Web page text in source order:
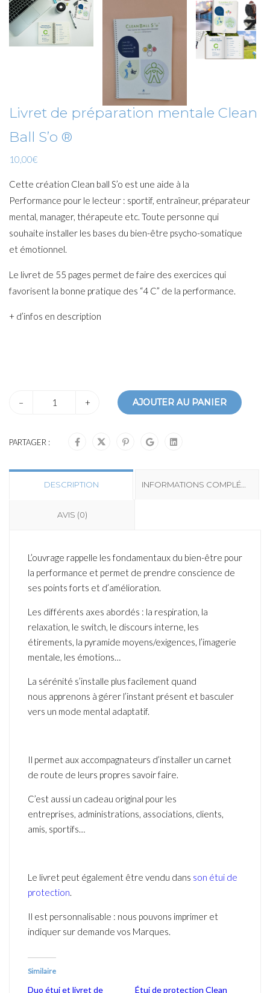
Livret de préparation mentale Clean
Ball S’o ®
10,00€
Cette création Clean ball S’o est une aide à la
Performance pour le lecteur : sportif, entraîneur, préparateur
mental, manager, thérapeute etc. Toute personne qui
souhaite installer les bases du bien-être psycho-somatique
et émotionnel.
Le livret de 55 pages permet de faire des exercices qui
favorisent la bonne pratique des “4 C” de la performance.
+ d’infos en description
– + AJOUTER AU PANIER
PARTAGER :
DESCRIPTION
AVIS (0)
L’ouvrage rappelle les fondamentaux du bien-être pour
la performance et permet de prendre conscience de
ses points forts et d’amélioration.
Les différents axes abordés : la respiration, la
relaxation, le switch, le discours interne, les
étirements, la pyramide moyens/exigences, l’imagerie
mentale, les émotions…
La sérénité s’installe plus facilement quand
nous apprenons à gérer l’instant présent et basculer
vers un mode mental adaptatif.
Il permet aux accompagnateurs d’installer un carnet
de route de leurs propres savoir faire.
C’est aussi un cadeau original pour les
entreprises, administrations, associations, clients,
amis, sportifs…
Le livret peut également être vendu dans son étui de
protection.
Il est personnalisable : nous pouvons imprimer et
indiquer sur demande vos Marques.
Similaire
Duo étui et livret de Étui de protection Clean